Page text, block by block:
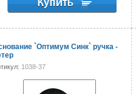
`Оптимум Синк` ручка -
1038-37